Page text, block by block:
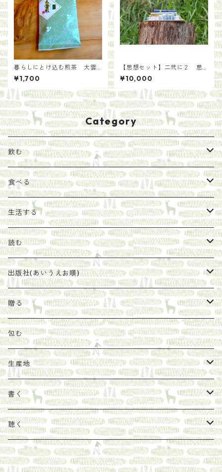
暮らしにとけ込む煎茶 大雲
取
¥1,700
【思想セット】二弐に２ 思
い蠢く。二〇〇年後の土にな
る。/らくだ舎出帆室
¥10,000
Category
飲む
お茶
エキス
珈琲豆
太山寺珈琲焙煎室
食べる
ジャム
うめぼし
塩
オリーブオイル
その他
マスコバド糖
しょうがパウダー
野菜・果物
新しょうが
生活する
エコラップ
石けん
ヘチマたわし
陶器
馬目隆宏
絵
タンブラー
読む
刊行から時間が経ったけれど、長く売り続けたい一冊
贈り物に勧めたい絵本
紀伊半島ブックマルシェ関連本
らくだ舎出帆室の参考本など
新刊では販売しづらくなった本を巡らせて
古本や自由価格本から探す
出版社(あいうえお順)
らくだ舎出帆室
リトルプレス
mario books
タイドラー
Sakumag
地下BOOKS
海外出版社
古本
あ行
明石書店
か行
贈る
包装
ギフトセット
カレンダー
カップ
ステッカー
包む
生産地
色川
そこそこ農園
農家民泊JUGEM
フィリピン
パレスチナ
書く
カムワッカ
らくだ舎
聴く
里